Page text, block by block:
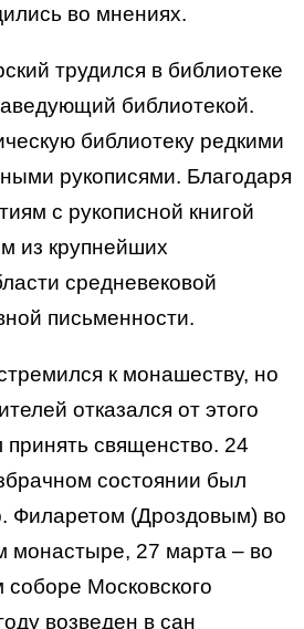
во мнениях.
трудился в библиотеке
библиотекой.
библиотеку редкими
рукописями. Благодаря
с рукописной книгой
из крупнейших
средневековой
письменности.
к монашеству, но
отказался от этого
священство. 24
состоянии был
Филаретом (Дроздовым) во
монастыре, 27 марта – во
соборе Московского
возведен в сан